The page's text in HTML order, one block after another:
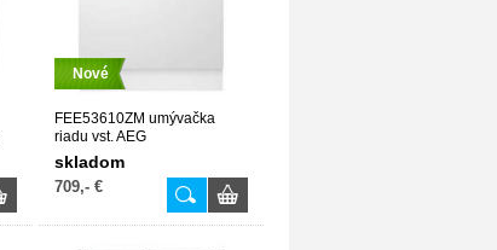
Nové
FEE53610ZM umývačka
riadu vst. AEG
skladom
709,- €